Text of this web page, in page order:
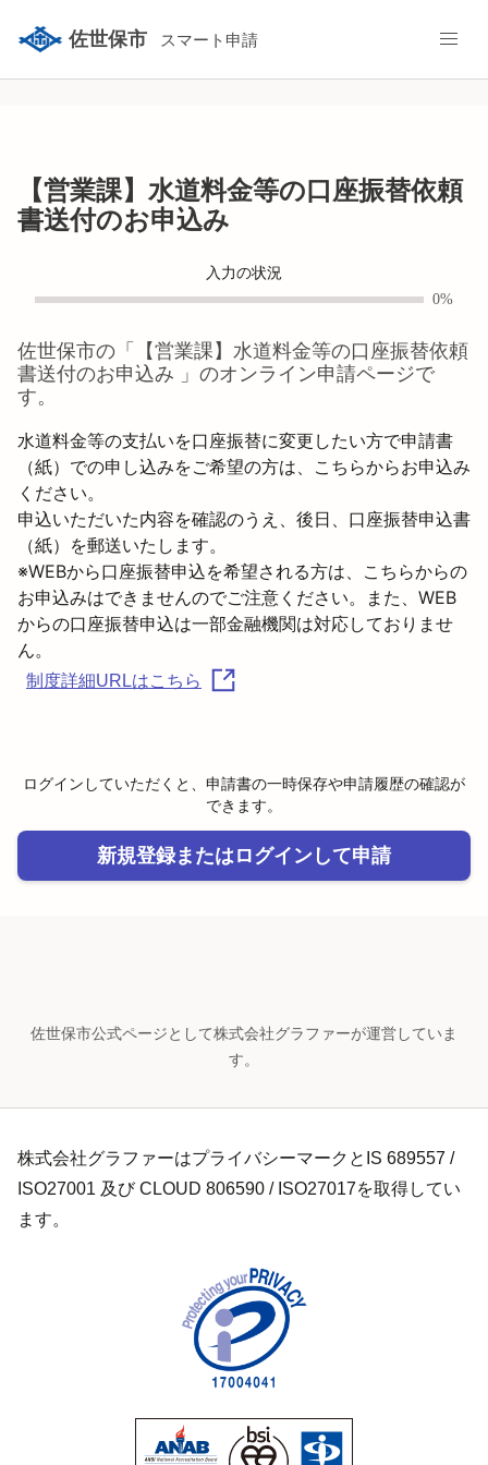
佐世保市 スマート申請
【営業課】水道料金等の口座振替依頼
書送付のお申込み
入力の状況
0%
佐世保市の「
【営業課】水道料金等の口座振替依頼
書送付のお申込み 」のオンライン申請ページで
す。
水道料金等の支払いを口座振替に変更したい方で申請書
（紙）での申し込みをご希望の方は、こちらからお申込み
ください。
申込いただいた内容を確認のうえ、後日、口座振替申込書
（紙）を郵送いたします。
※WEBから口座振替申込を希望される方は、こちらからの
お申込みはできませんのでご注意ください。また、WEB
からの口座振替申込は一部金融機関は対応しておりませ
ん。
制度詳細URLはこちら
ログインしていただくと、申請書の一時保存や申請履歴の確認が
できます。
新規登録またはログインして申請
佐世保市公式ページとして株式会社グラファーが運営していま
す。
株式会社グラファーはプライバシーマークとIS 689557 /
ISO27001 及び CLOUD 806590 / ISO27017を取得してい
ます。